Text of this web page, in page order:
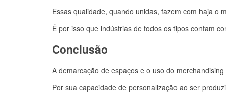
Essas qualidade, quando unidas, fazem com haja o
É por isso que indústrias de todos os tipos contam
Conclusão
A demarcação de espaços e o uso do
Por sua capacidade de personalização ao ser